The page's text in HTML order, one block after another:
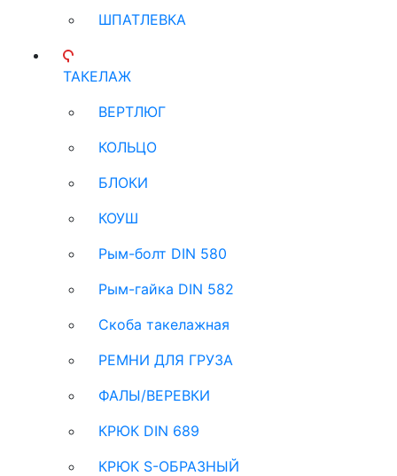
ШПАТЛЕВКА
ТАКЕЛАЖ
ВЕРТЛЮГ
КОЛЬЦО
БЛОКИ
КОУШ
Рым-болт DIN 580
Рым-гайка DIN 582
Скоба такелажная
РЕМНИ ДЛЯ ГРУЗА
ФАЛЫ/ВЕРЕВКИ
КРЮК DIN 689
КРЮК S-ОБРАЗНЫЙ